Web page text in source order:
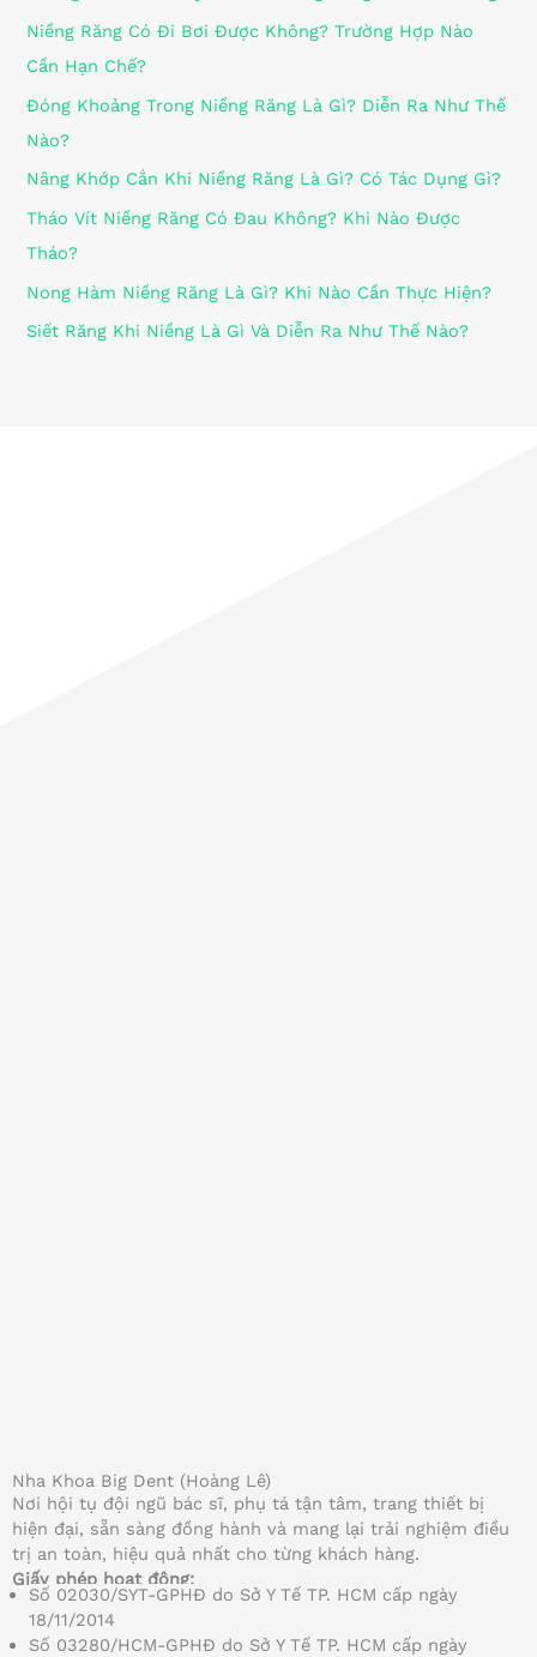
Niềng Răng Có Đi Bơi Được Không? Trường Hợp Nào
Cần Hạn Chế?
Đóng Khoảng Trong Niềng Răng Là Gì? Diễn Ra Như Thế
Nào?
Nâng Khớp Cắn Khi Niềng Răng Là Gì? Có Tác Dụng Gì?
Tháo Vít Niềng Răng Có Đau Không? Khi Nào Được
Tháo?
Nong Hàm Niềng Răng Là Gì? Khi Nào Cần Thực Hiện?
Siết Răng Khi Niềng Là Gì Và Diễn Ra Như Thế Nào?
Nha Khoa Big Dent (Hoàng Lê)
Nơi hội tụ đội ngũ bác sĩ, phụ tá tận tâm, trang thiết bị
hiện đại, sẵn sàng đồng hành và mang lại trải nghiệm điều
trị an toàn, hiệu quả nhất cho từng khách hàng.
Giấy phép hoạt động:
Số 02030/SYT-GPHĐ do Sở Y Tế TP. HCM cấp ngày
18/11/2014
Số 03280/HCM-GPHĐ do Sở Y Tế TP. HCM cấp ngày